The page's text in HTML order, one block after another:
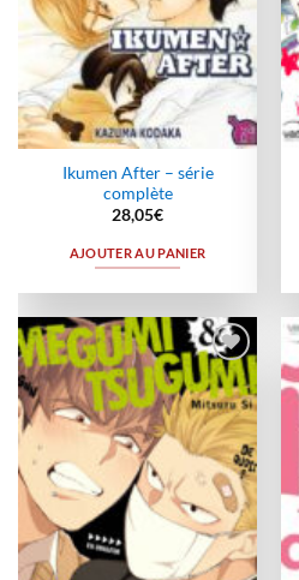
Ikumen After – série
complète
28,05€
AJOUTER AU PANIER
Ajouter
à la
wishlist